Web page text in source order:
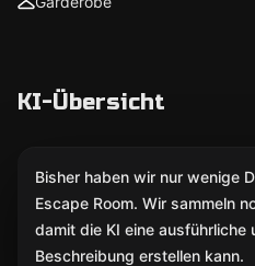
KI-Übersicht
Bisher haben wir nur wenige
Escape Room. Wir sammeln
damit die KI eine ausführliche
Beschreibung erstellen kann.